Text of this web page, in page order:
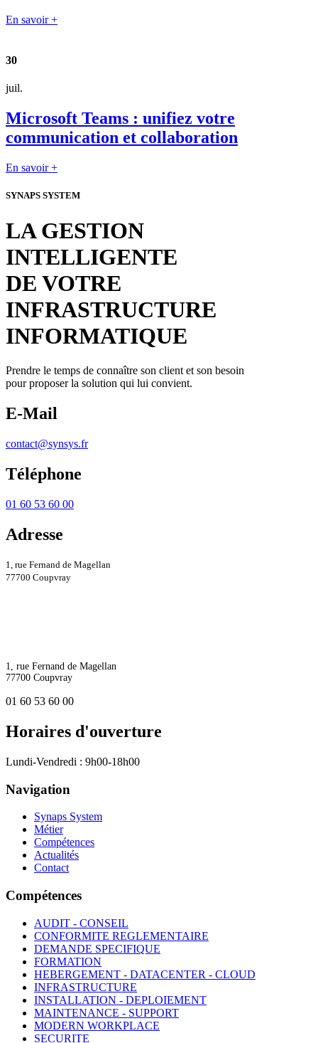
En savoir +
30
juil.
Microsoft Teams : unifiez votre
communication et collaboration
En savoir +
SYNAPS SYSTEM
LA GESTION
INTELLIGENTE
DE VOTRE
INFRASTRUCTURE
INFORMATIQUE
Prendre le temps de connaître son client et son besoin
pour proposer la solution qui lui convient.
E-Mail
contact@synsys.fr
Téléphone
01 60 53 60 00
Adresse
1, rue Fernand de Magellan
77700 Coupvray
1, rue Fernand de Magellan
77700 Coupvray
01 60 53 60 00
Horaires d'ouverture
Lundi-Vendredi : 9h00-18h00
Navigation
Synaps System
Métier
Compétences
Actualités
Contact
Compétences
AUDIT - CONSEIL
CONFORMITE REGLEMENTAIRE
DEMANDE SPECIFIQUE
FORMATION
HEBERGEMENT - DATACENTER - CLOUD
INFRASTRUCTURE
INSTALLATION - DEPLOIEMENT
MAINTENANCE - SUPPORT
MODERN WORKPLACE
SECURITE